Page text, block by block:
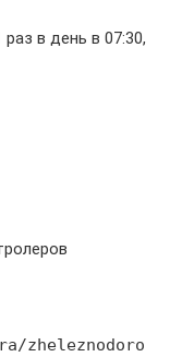
в день в 07:30,
zheleznodoro